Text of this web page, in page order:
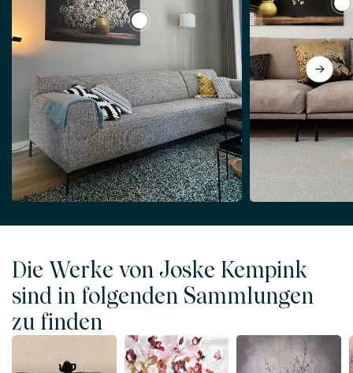
View Gypsophila, Stilleben
Die Werke von Joske Kempink
sind in folgenden Sammlungen
zu finden